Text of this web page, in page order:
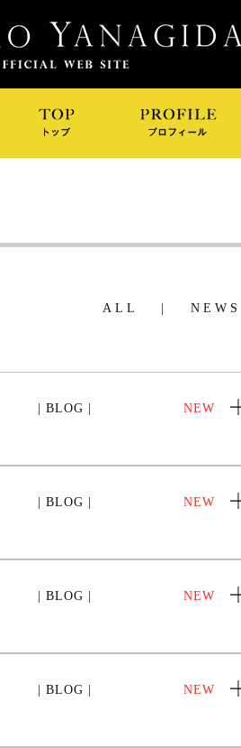
ALL NEWS
| BLOG | NEW
| BLOG | NEW
| BLOG | NEW
| BLOG | NEW